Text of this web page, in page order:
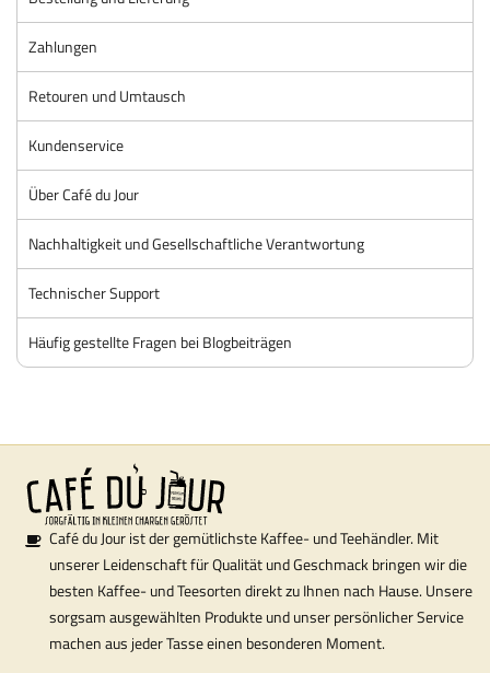
Zahlungen
Retouren und Umtausch
Kundenservice
Über Café du Jour
Nachhaltigkeit und Gesellschaftliche Verantwortung
Technischer Support
Häufig gestellte Fragen bei Blogbeiträgen
Café du Jour ist der gemütlichste Kaffee- und Teehändler. Mit
unserer Leidenschaft für Qualität und Geschmack bringen wir die
besten Kaffee- und Teesorten direkt zu Ihnen nach Hause. Unsere
sorgsam ausgewählten Produkte und unser persönlicher Service
machen aus jeder Tasse einen besonderen Moment.